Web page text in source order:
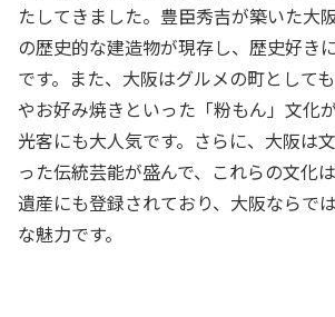
たしてきました。豊臣秀吉が築いた大
の歴史的な建造物が現存し、歴史好き
です。また、大阪はグルメの町として
やお好み焼きといった「粉もん」文化
光客にも大人気です。さらに、大阪は
った伝統芸能が盛んで、これらの文化
遺産にも登録されており、大阪ならで
な魅力です。